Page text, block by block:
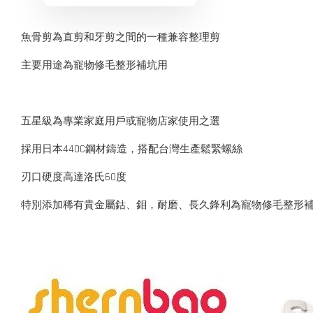
魚骨剪為直剪和牙剪之間的一種兼容整理剪
主要用途為寵物修毛整形補坑用
五星級為專業家庭用戶或寵物店家使用之選
採用日本440C鋼材鑄造，搭配台灣生產鬆緊螺絲
刃口硬度高達洛氏60度
特別添加稀有貴金屬鈷、鉬，耐磨、長久鋒利為寵物修毛整形